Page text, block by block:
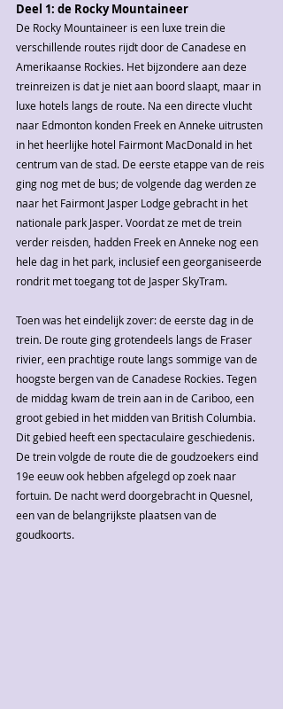
Deel 1: de Rocky Mountaineer
De Rocky Mountaineer is een luxe trein die
verschillende routes rijdt door de Canadese en
Amerikaanse Rockies. Het bijzondere aan deze
treinreizen is dat je niet aan boord slaapt, maar in
luxe hotels langs de route. Na een directe vlucht
naar Edmonton konden Freek en Anneke uitrusten
in het heerlijke hotel Fairmont MacDonald in het
centrum van de stad. De eerste etappe van de reis
ging nog met de bus; de volgende dag werden ze
naar het Fairmont Jasper Lodge gebracht in het
nationale park Jasper. Voordat ze met de trein
verder reisden, hadden Freek en Anneke nog een
hele dag in het park, inclusief een georganiseerde
rondrit met toegang tot de Jasper SkyTram.
Toen was het eindelijk zover: de eerste dag in de
trein. De route ging grotendeels langs de Fraser
rivier, een prachtige route langs sommige van de
hoogste bergen van de Canadese Rockies. Tegen
de middag kwam de trein aan in de Cariboo, een
groot gebied in het midden van British Columbia.
Dit gebied heeft een spectaculaire geschiedenis.
De trein volgde de route die de goudzoekers eind
19e eeuw ook hebben afgelegd op zoek naar
fortuin. De nacht werd doorgebracht in Quesnel,
een van de belangrijkste plaatsen van de
goudkoorts.